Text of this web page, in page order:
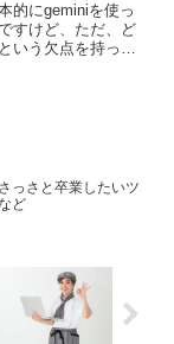
的にgeminiを使っ
すけど、ただ、ど
いう欠点を持って
っさと卒業したいツ
ど